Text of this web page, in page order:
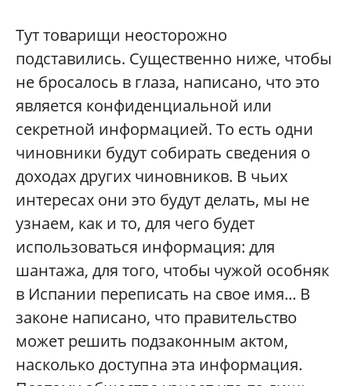
Тут товарищи неосторожно
подставились. Существенно ниже, чтобы
не бросалось в глаза, написано, что это
является конфиденциальной или
секретной информацией. То есть одни
чиновники будут собирать сведения о
доходах других чиновников. В чьих
интересах они это будут делать, мы не
узнаем, как и то, для чего будет
использоваться информация: для
шантажа, для того, чтобы чужой особняк
в Испании переписать на свое имя... В
законе написано, что правительство
может решить подзаконным актом,
насколько доступна эта информация.